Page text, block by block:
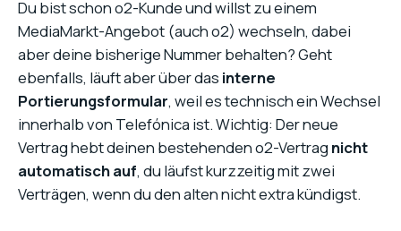
Du bist schon o2-Kunde und willst zu einem
MediaMarkt-Angebot (auch o2) wechseln, dabei
aber deine bisherige Nummer behalten? Geht
ebenfalls, läuft aber über das interne
Portierungsformular, weil es technisch ein Wechsel
innerhalb von Telefónica ist. Wichtig: Der neue
Vertrag hebt deinen bestehenden o2-Vertragnicht
automatisch auf, du läufst kurzzeitig mit zwei
Verträgen, wenn du den alten nicht extra kündigst.